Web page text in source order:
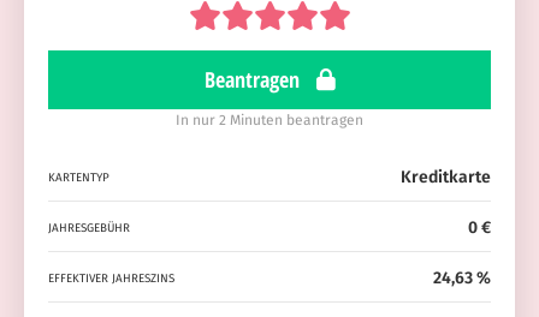
Beantragen
In nur 2 Minuten beantragen
KARTENTYP Kreditkarte
JAHRESGEBÜHR 0 €
EFFEKTIVER JAHRESZINS 24,63 %